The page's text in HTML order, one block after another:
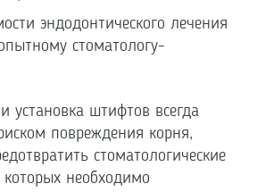
эндодонтического лечения
стоматологу-
установка штифтов всегда
повреждения корня,
стоматологические
необходимо